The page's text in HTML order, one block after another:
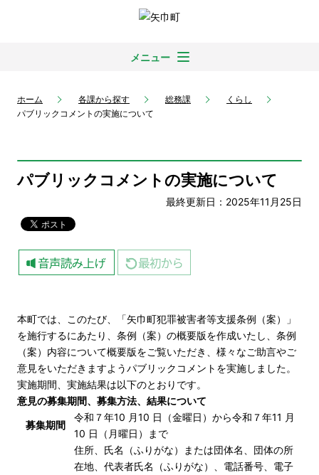
メニュー
ホーム 各課から探す 総務課
くらし
パブリックコメントの実施について
パブリックコメントの実施について
最終更新日：2025年11月25日
本町では、このたび、「矢巾町犯罪被害者等支援条例（案）」
を施行するにあたり、条例（案）の概要版を作成いたし、条例
（案）内容について概要版をご覧いただき、様々なご助言やご
意見をいただきますようパブリックコメントを実施しました。
実施期間、実施結果は以下のとおりです。
意見の募集期間、募集方法、結果について
募集期間
令和７年10 月10 日（金曜日）から令和７年11 月
10 日（月曜日）まで
住所、氏名（ふりがな）または団体名、団体の所
在地、代表者氏名（ふりがな）、電話番号、電子